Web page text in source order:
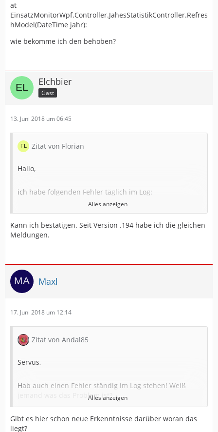
at
EinsatzMonitorWpf.Controller.JahesStatistikController.Refres
hModel(DateTime jahr):
wie bekomme ich den behoben?
Elchbier
Gast
13. Juni 2018 um 06:45
Zitat von Florian
Hallo,
ich habe folgenden Fehler täglich im Log:
============== FEHLER IM LOG ==============
13.06.2018 05:33:18 ERROR
Parameter name: key
System.Collections.Generic.Dictionary`2.FindEntry(TKey
key)
at
System.Collections.Generic.Dictionary`2.ContainsKey(TK
ey key)
at
EinsatzMonitorWpf.Controller.JahesStatistikController.Re
Alles anzeigen
Kann ich bestätigen. Seit Version .194 habe ich die gleichen
Meldungen.
Maxl
17. Juni 2018 um 12:14
Zitat von Andal85
Servus,
Hab auch einen Fehler ständig im Log stehen! Weiß
jemand was das Problem ist?
Feuer Software Alarm Bot:
Alles anzeigen
Gibt es hier schon neue Erkenntnisse darüber woran das
liegt?